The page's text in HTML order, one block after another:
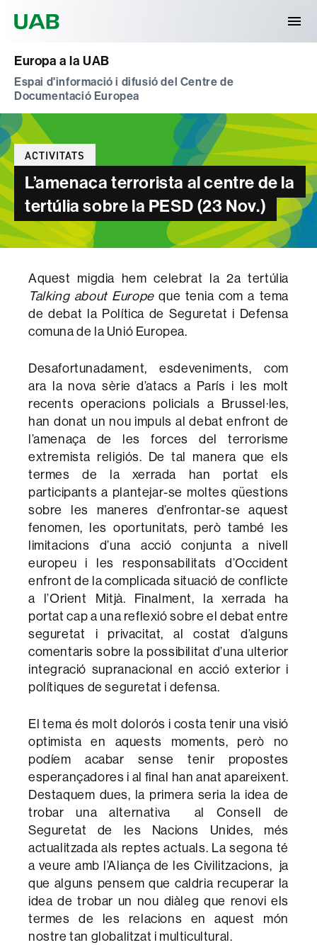
Europa a la UAB
Espai d'informació i difusió del Centre de
Documentació Europea
Categories
ACTIVITATS
L’amenaça terrorista al centre de la
tertúlia sobre la PESD (23 Nov.)
Aquest migdia hem celebrat la 2a tertúlia
Talking about Europeque tenia com a tema
de debat la Política de Seguretat i Defensa
comuna de la Unió Europea.
Desafortunadament, esdeveniments, com
ara la nova sèrie d’atacs a París i les molt
recents operacions policials a Brussel·les,
han donat un nou impuls al debat enfront de
l’amenaça de les forces del terrorisme
extremista religiós. De tal manera que els
termes de la xerrada han portat els
participants a plantejar-se moltes qüestions
sobre les maneres d’enfrontar-se aquest
fenomen, les oportunitats, però també les
limitacions d’una acció conjunta a nivell
europeu i les responsabilitats d’Occident
enfront de la complicada situació de conflicte
a l’Orient Mitjà. Finalment, la xerrada ha
portat cap a una reflexió sobre el debat entre
seguretat i privacitat, al costat d’alguns
comentaris sobre la possibilitat d’una ulterior
integració supranacional en acció exterior i
polítiques de seguretat i defensa.
El tema és molt dolorós i costa tenir una visió
optimista en aquests moments, però no
podíem acabar sense tenir propostes
esperançadores i al final han anat apareixent.
Destaquem dues, la primera seria la idea de
trobar una alternativa al Consell de
Seguretat de les Nacions Unides, més
actualitzada als reptes actuals. La segona té
a veure amb l’Aliança de les Civilitzacions, ja
que alguns pensem que caldria recuperar la
idea de trobar un nou diàleg que renovi els
termes de les relacions en aquest món
nostre tan globalitzat i multicultural.